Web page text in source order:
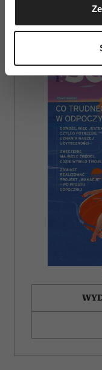
geograficznej z
(fingerprinting,
dane są
sekcji szczegółów.
zmienić lub
Wykorzystujemy
i reklam, aby
analizować ruch w
korzystasz z
Partnerzy mogą
otrzymanymi od
korzystania z ich